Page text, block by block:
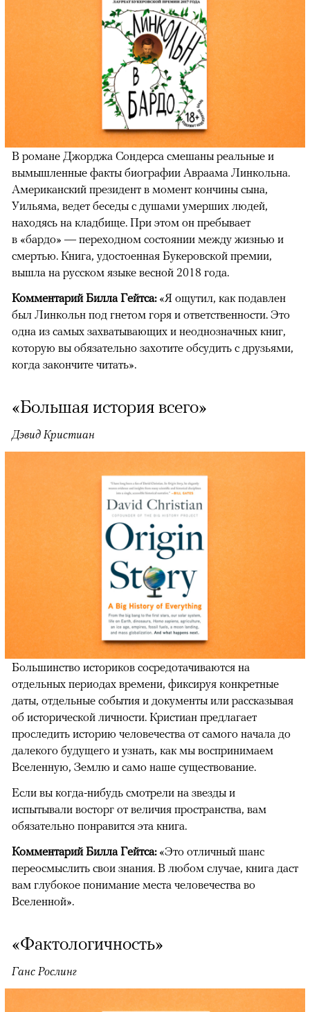
В романе Джорджа Сондерса смешаны реальные и
вымышленные факты биографии Авраама Линкольна.
Американский президент в момент кончины сына,
Уильяма, ведет беседы с душами умерших людей,
находясь на кладбище. При этом он пребывает
в «бардо» — переходном состоянии между жизнью и
смертью. Книга, удостоенная Букеровской премии,
вышла на русском языке весной 2018 года.
Комментарий Билла Гейтса:«Я ощутил, как подавлен
был Линкольн под гнетом горя и ответственности. Это
одна из самых захватывающих и неоднозначных книг,
которую вы обязательно захотите обсудить с друзьями,
когда закончите читать».
«Большая история всего»
Дэвид Кристиан
Большинство историков сосредотачиваются на
отдельных периодах времени, фиксируя конкретные
даты, отдельные события и документы или рассказывая
об исторической личности. Кристиан предлагает
проследить историю человечества от самого начала до
далекого будущего и узнать, как мы воспринимаем
Вселенную, Землю и само наше существование.
Если вы когда-нибудь смотрели на звезды и
испытывали восторг от величия пространства, вам
обязательно понравится эта книга.
Комментарий Билла Гейтса: «Это отличный шанс
переосмыслить свои знания. В любом случае, книга даст
вам глубокое понимание места человечества во
Вселенной».
«Фактологичность»
Ганс Рослинг